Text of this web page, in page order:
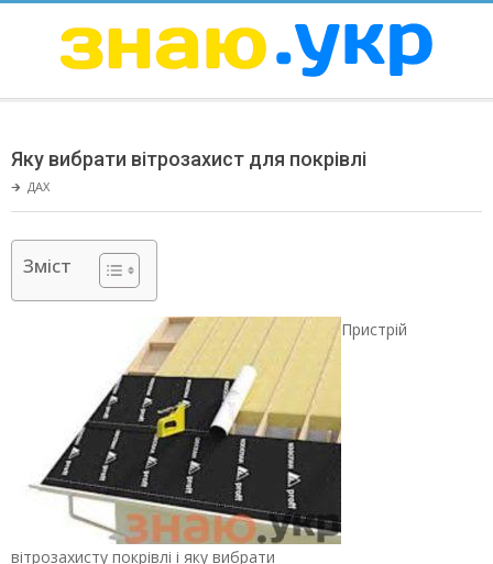
ЗНАЮ
Menu
Яку вибрати вітрозахист для покрівлі
🡲 ДАХ
Зміст
Пристрій
вітрозахисту покрівлі і яку вибрати